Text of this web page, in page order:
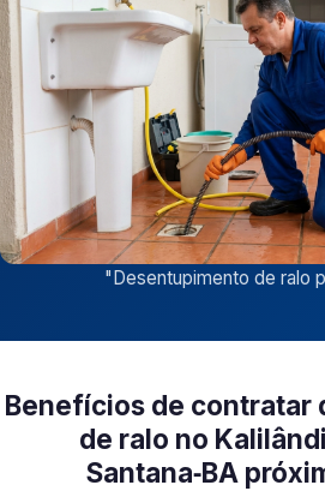
"Desentupimento de ralo
Benefícios de contratar
de ralo no
Santana‑BA